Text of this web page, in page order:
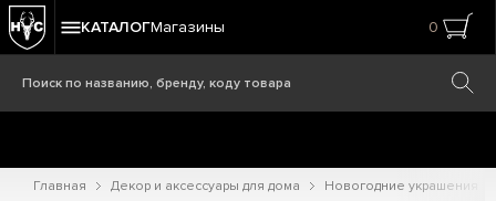
КАТАЛОГМагазины 0
Главная Декор и аксессуары для дома Новогодние украшения